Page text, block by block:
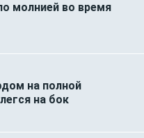
молнией во время
на полной
на бок